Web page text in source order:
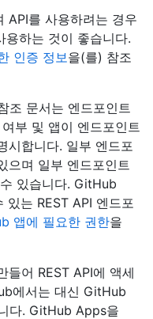
API를 사용하려는 경우
하는 것이 좋습니다.
인증 정보 을(를) 참조
조 문서는 엔드포인트
부 및 앱이 엔드포인트
시합니다. 일부 엔드포
으며 일부 엔드포인트
있습니다. GitHub
는 REST API 엔드포
앱에 필요한 권한을
어 REST API에 액세
에서는 대신 GitHub
다. GitHub Apps을